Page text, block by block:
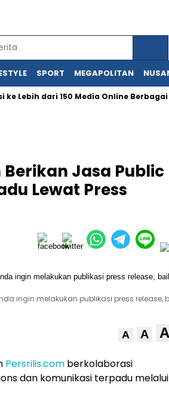
SPORT MEGAPOLITAN
dari 150 Media Online Berbagai
Jasa Public
Lewat Press
ingin melakukan publikasi press release,
A A A
Persrilis.com berkolaborasi
dan komunikasi terpadu melalui